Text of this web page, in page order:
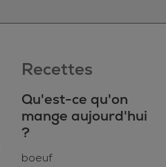
Recettes
Qu'est-ce qu'on
mange aujourd'hui
?
boeuf